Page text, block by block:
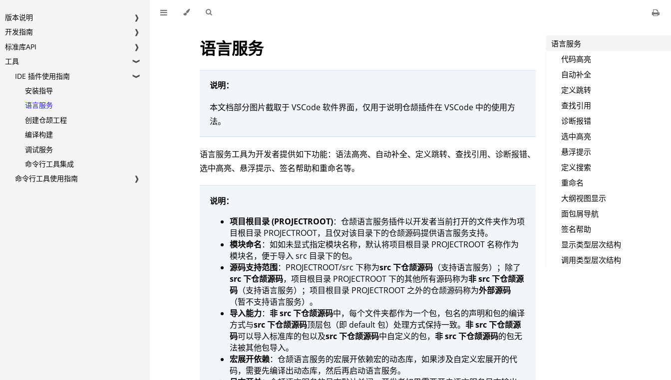
版本说明
❱
开发指南
❱
标准库API
❱
工具
❱
IDE 插件使用指南 ❱
安装指导
语言服务
创建仓颉工程
编译构建
调试服务
命令行工具集成
命令行工具使用指南
❱
语言服务
说明：
本文档部分图片截取于 VSCode 软件界面，仅用于说明仓颉插件在 VSCode 中的使用方
法。
语言服务工具为开发者提供如下功能：语法高亮、自动补全、定义跳转、查找引用、诊断报错、
选中高亮、悬浮提示、签名帮助和重命名等。
说明：
项目根目录 (PROJECTROOT)：仓颉语言服务插件以开发者当前打开的文件夹作为项
目根目录 PROJECTROOT，且仅对该目录下的仓颉源码提供语言服务支持。
模块命名：如如未显式指定模块名称，默认将项目根目录 PROJECTROOT 名称作为
模块名，便于导入 src 目录下的包。
源码支持范围：PROJECTROOT/src 下称为src 下仓颉源码 （支持语言服务）；除了
src 下仓颉源码，项目根目录 PROJECTROOT 下的其他所有源码称为非 src 下仓颉源
码 （支持语言服务）；项目根目录 PROJECTROOT 之外的仓颉源码称为外部源码
（暂不支持语言服务）。
导入能力：非 src 下仓颉源码中，每个文件夹都作为一个包，包名的声明和包的编译
方式与src 下仓颉源码顶层包（即 default 包）处理方式保持一致。非 src 下仓颉源
码可以导入标准库的包以及src 下仓颉源码中自定义的包，非 src 下仓颉源码的包无
法被其他包导入。
宏展开依赖：仓颉语言服务的宏展开依赖宏的动态库，如果涉及自定义宏展开的代
码，需要先编译出动态库，然后再启动语言服务。
语言服务
代码高亮
自动补全
定义跳转
查找引用
诊断报错
选中高亮
悬浮提示
定义搜索
重命名
大纲视图显示
面包屑导航
签名帮助
显示类型层次结构
调用类型层次结构